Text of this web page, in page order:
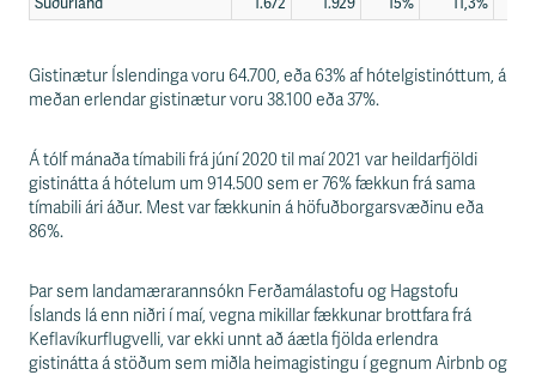
Gistinætur Íslendinga voru 64.700, eða 63% af hótelgistinóttum, á
meðan erlendar gistinætur voru 38.100 eða 37%.
Á tólf mánaða tímabili frá júní 2020 til maí 2021 var heildarfjöldi
gistinátta á hótelum um 914.500 sem er 76% fækkun frá sama
tímabili ári áður. Mest var fækkunin á höfuðborgarsvæðinu eða
86%.
Þar sem landamærarannsókn Ferðamálastofu og Hagstofu
Íslands lá enn niðri í maí, vegna mikillar fækkunar brottfara frá
Keflavíkurflugvelli, var ekki unnt að áætla fjölda erlendra
gistinátta á stöðum sem miðla heimagistingu í gegnum Airbnb og